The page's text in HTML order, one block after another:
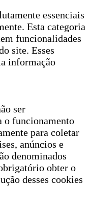
essenciais
Esta categoria
funcionalidades
site. Esses
informação
ser
o funcionamento
para coletar
anúncios e
denominados
obter o
desses cookies